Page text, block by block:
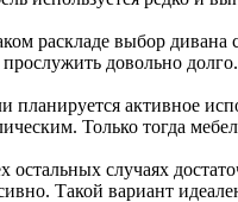
раскладе выбор
довольно долго.
планируется активное
Только тогда
остальных случаях
Такой вариант